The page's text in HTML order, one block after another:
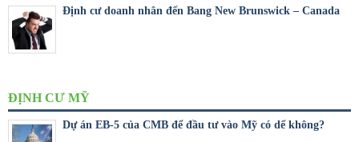
Định cư doanh nhân đến Bang New Brunswick – Canada
ĐỊNH CƯ MỸ
Dự án EB-5 của CMB để đầu tư vào Mỹ có dể không?